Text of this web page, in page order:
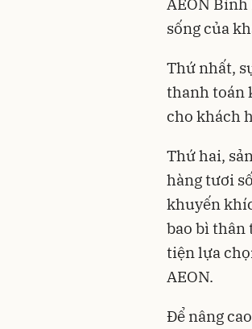
sống của
Thứ nhất,
thanh toán
cho khách
Thứ hai,
hàng tươi
khuyến
bao bì thân
tiện lựa
AEON.
Để nâng